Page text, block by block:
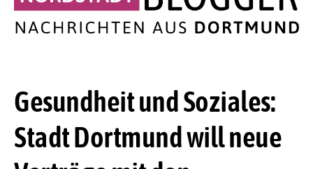
Gesundheit und Soziales:
Stadt Dortmund will neue